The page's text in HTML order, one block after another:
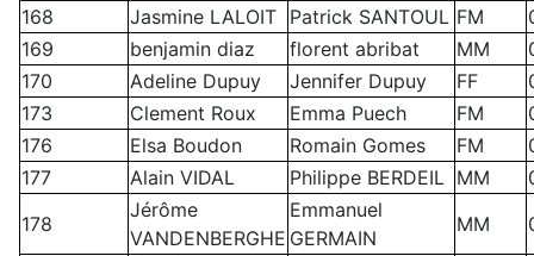
168
Jasmine LALOIT Patrick SANTOUL FM
169
benjamin diaz florent abribat MM
170
Adeline Dupuy Jennifer Dupuy FF
173
Clement Roux Emma Puech FM
176
Elsa Boudon Romain Gomes FM
177
Alain VIDAL Philippe BERDEIL MM
178
Jérôme
VANDENBERGHE
Emmanuel
GERMAIN
MM